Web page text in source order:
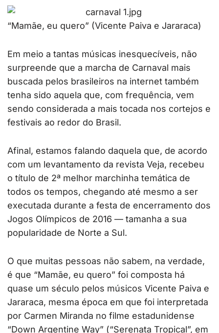
“Mamãe, eu quero” (Vicente Paiva e Jararaca)
Em meio a tantas músicas inesquecíveis, não
surpreende que a marcha de Carnaval mais
buscada pelos brasileiros na internet também
tenha sido aquela que, com frequência, vem
sendo considerada a mais tocada nos cortejos e
festivais ao redor do Brasil.
Afinal, estamos falando daquela que, de acordo
com um levantamento da revista Veja, recebeu
o título de 2ª melhor marchinha temática de
todos os tempos, chegando até mesmo a ser
executada durante a festa de encerramento dos
Jogos Olímpicos de 2016 — tamanha a sua
popularidade de Norte a Sul.
O que muitas pessoas não sabem, na verdade,
é que “Mamãe, eu quero” foi composta há
quase um século pelos músicos Vicente Paiva e
Jararaca, mesma época em que foi interpretada
por Carmen Miranda no filme estadunidense
“Down Argentine Way” (“Serenata Tropical”, em